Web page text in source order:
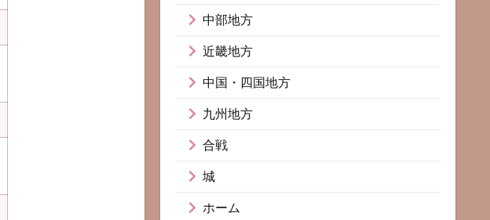
中部地方
近畿地方
中国・四国地方
九州地方
合戦
城
ホーム